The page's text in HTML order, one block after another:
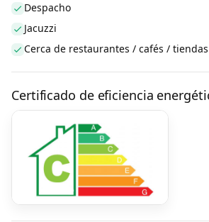
Despacho
Jacuzzi
Cerca de restaurantes / cafés / tiendas
Certificado de eficiencia